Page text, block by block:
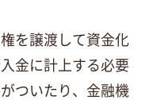
を譲渡して資金化
金に計上する必要
ついたり、金融機